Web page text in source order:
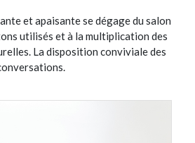
et apaisante se dégage du salon
utilisés et à la multiplication des
La disposition conviviale des